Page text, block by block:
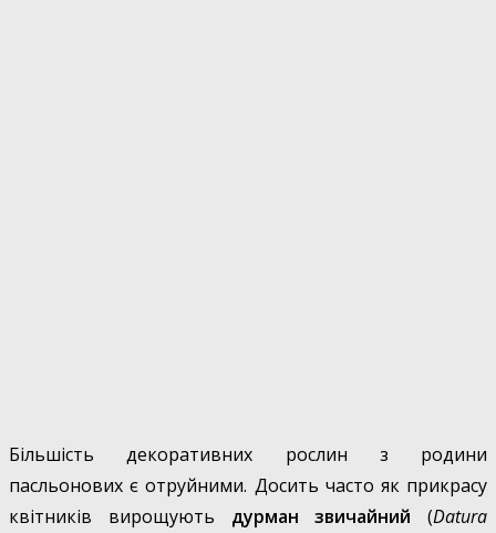
Більшість декоративних рослин з родини
пасльонових є отруйними. Досить часто як прикрасу
квітників вирощують дурман звичайний (Datura